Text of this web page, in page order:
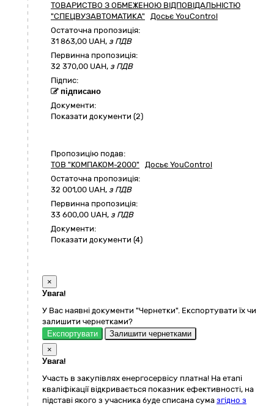
ТОВАРИСТВО З ОБМЕЖЕНОЮ ВІДПОВІДАЛЬНІСТЮ
"СПЕЦВУЗАВТОМАТИКА" Досьє YouControl
Остаточна пропозиція:
31 863,00 UAH, з ПДВ
Первинна пропозиція:
32 370,00 UAH, з ПДВ
Підпис:
підписано
Документи:
Показати документи (2)
Пропозицію подав:
ТОВ "КОМПАКОМ-2000" Досьє YouControl
Остаточна пропозиція:
32 001,00 UAH, з ПДВ
Первинна пропозиція:
33 600,00 UAH, з ПДВ
Документи:
Показати документи (4)
×
Увага!
У Вас наявні документи "Чернетки". Експортувати їх чи
залишити чернетками?
Експортувати
Залишити чернетками
×
Увага!
Участь в закупівлях енергосервісу платна! На етапі
кваліфікації відкривається показник ефективності, на
підставі якого з учасника буде списана сума згідно з